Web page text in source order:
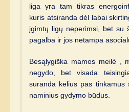
liga yra tam tikras
kuris atsiranda dėl labai
įgimtų ligų neperimsi, bet su
pagalba ir jos netampa
Besąlygiška mamos meilė ,
negydo, bet visada
suranda kelius pas tinkamus
naminius gydymo būdus.